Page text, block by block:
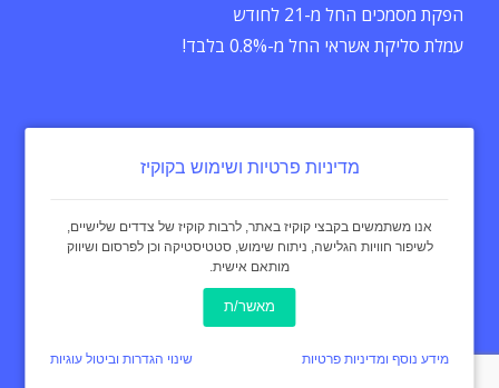
הפקת מסמכים החל מ-21 לחודש
עמלת סליקת אשראי החל מ-0.8% בלבד!
מדיניות פרטיות
באינטרנט Invoice4u
עיצוב:
curly black
מדיניות פרטיות ושימוש בקוקיז
אנו משתמשים בקבצי קוקיז באתר, לרבות קוקיז של צדדים שלישיים,
לשיפור חוויות הגלישה, ניתוח שימוש, סטטיסטיקה וכן לפרסום ושיווק
מותאם אישית.
מאשר/ת
מידע נוסף ומדיניות פרטיות שינוי הגדרות וביטול עוגיות